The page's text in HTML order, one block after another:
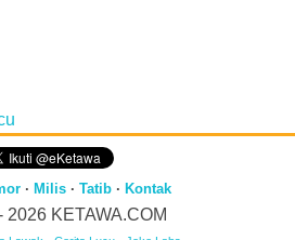
· Milis· Tatib· Kontak
2026 KETAWA.COM